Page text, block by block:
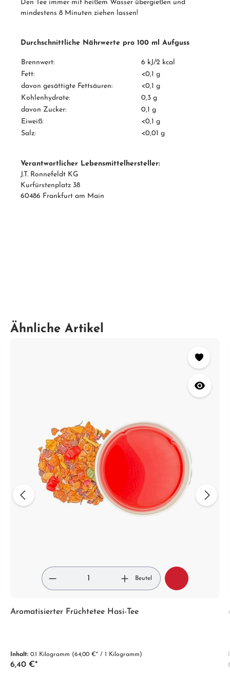
Den Tee immer mit heißem Wasser übergießen und
mindestens 8 Minuten ziehen lassen!
Durchschnittliche Nährwerte pro 100 ml Aufguss
Brennwert:
6 kJ/2 kcal
Fett:
<0,1 g
davon gesättigte Fettsäuren:
<0,1 g
Kohlenhydrate:
0,3 g
davon Zucker:
0,1 g
Eiweiß:
<0,1 g
Salz:
<0,01 g
Verantwortlicher Lebensmittelhersteller:
J.T. Ronnefeldt KG
Kurfürstenplatz 38
60486 Frankfurt am Main
Ähnliche Artikel
Beutel
Aromatisierter Früchtetee Hasi-Tee
Inhalt: 0.1 Kilogramm (64,00 €* / 1 Kilogramm)
6,40 €*